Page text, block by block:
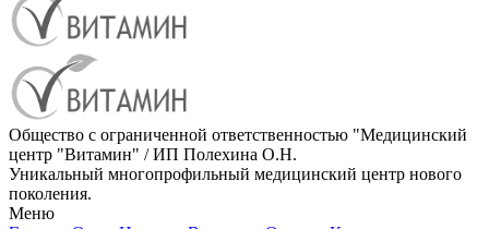
Общество с ограниченной ответственностью "Медицинский
центр "Витамин" / ИП Полехина О.Н.
Уникальный многопрофильный медицинский центр нового
поколения.
Меню